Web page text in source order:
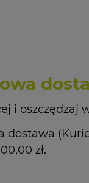
i oszczędzaj
dostawa
zł.